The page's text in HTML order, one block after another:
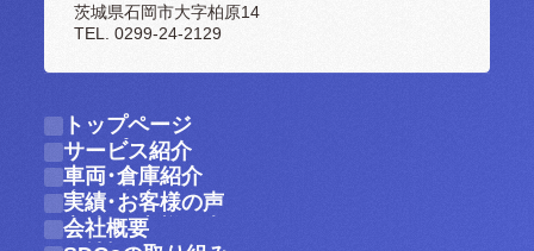
茨城県石岡市大字柏原14
TEL. 0299-24-2129
トップページ
トップページ
サービス紹介
サービス紹介
車両・倉庫紹介
車両・倉庫紹介
実績・お客様の声
実績・お客様の声
会社概要